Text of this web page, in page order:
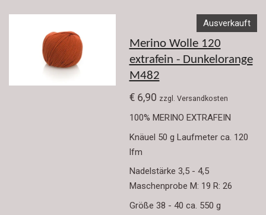
Ausverkauft
Merino Wolle 120
extrafein - Dunkelorange
M482
€ 6,90 zzgl. Versandkosten
100% MERINO EXTRAFEIN
Knäuel 50 g Laufmeter ca. 120
lfm
Nadelstärke 3,5 - 4,5
Maschenprobe M: 19 R: 26
Größe 38 - 40 ca. 550 g